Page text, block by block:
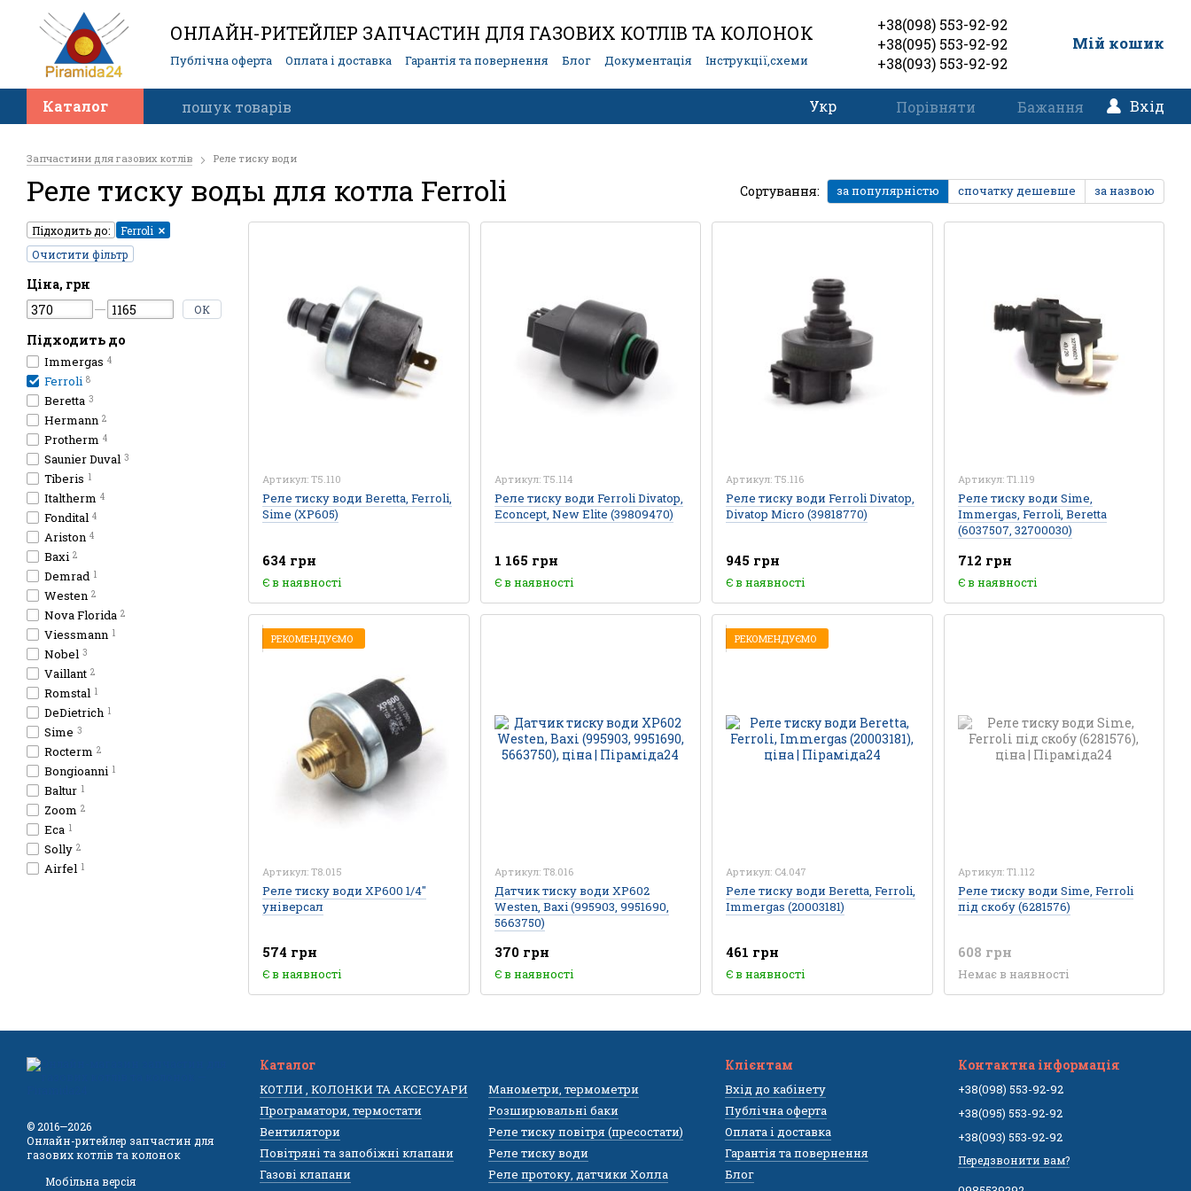
ОНЛАЙН-РИТЕЙЛЕР ЗАПЧАСТИН ДЛЯ ГАЗОВИХ КОТЛІВ ТА КОЛОНОК
Публічна оферта Оплата і доставка Гарантія та повернення Блог Документація
Інструкції,схеми
+38(098) 553-92-92
+38(095) 553-92-92
+38(093) 553-92-92
Мій кошик
Каталог Укр Порівняти Бажання Вхід
Запчастини для газових котлів Реле тиску води
Реле тиску воды для котла Ferroli Сортування: за популярністю спочатку дешевше за назвою
Артикул: T5.110
Реле тиску води Beretta, Ferroli,
Sime (XP605)
634 грн
Є в наявності
Артикул: T5.114
Реле тиску води Ferroli Divatop,
Econcept, New Elite (39809470)
1 165 грн
Є в наявності
Артикул: T5.116
Реле тиску води Ferroli Divatop,
Divatop Micro (39818770)
945 грн
Є в наявності
Артикул: T1.119
Реле тиску води Sime,
Immergas, Ferroli, Beretta
(6037507, 32700030)
712 грн
Є в наявності
РЕКОМЕНДУЄМО
Артикул: T8.015
Реле тиску води XP600 1/4"
універсал
574 грн
Є в наявності
Артикул: T8.016
Датчик тиску води XP602
Westen, Baxi (995903, 9951690,
5663750)
370 грн
Є в наявності
РЕКОМЕНДУЄМО
Артикул: C4.047
Реле тиску води Beretta, Ferroli,
Immergas (20003181)
461 грн
Є в наявності
Артикул: T1.112
Реле тиску води Sime, Ferroli
під скобу (6281576)
608 грн
Немає в наявності
Підходить до:
Ferroli
Очистити фільтр
Ціна, грн
ОК
Підходить до
Immergas 4
Ferroli 8
Beretta 3
Hermann 2
Protherm 4
Saunier Duval 3
Tiberis 1
Italtherm 4
Fondital 4
Ariston 4
Baxi 2
Demrad 1
Westen 2
Nova Florida 2
Viessmann 1
Nobel 3
Vaillant 2
Romstal 1
DeDietrich 1
Sime 3
Rocterm 2
Bongioanni 1
Baltur 1
Zoom 2
Eca 1
Solly 2
Airfel 1
© 2016—2026
Онлайн-ритейлер запчастин для
газових котлів та колонок
Мобільна версія
Каталог
КОТЛИ , КОЛОНКИ ТА АКСЕСУАРИ
Програматори, термостати
Вентилятори
Повітряні та запобіжні клапани
Газові клапани
Манометри, термометри
Розширювальні баки
Реле тиску повітря (пресостати)
Реле тиску води
Реле протоку, датчики Холла
Клієнтам
Вхід до кабінету
Публічна оферта
Оплата і доставка
Гарантія та повернення
Блог
Контактна інформація
+38(098) 553-92-92
+38(095) 553-92-92
+38(093) 553-92-92
Передзвонити вам?